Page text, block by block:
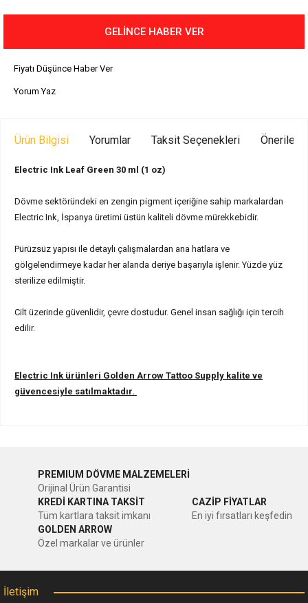
GELİNCE HABER VER
Fiyatı Düşünce Haber Ver
Yorum Yaz
Ürün Bilgisi Yorumlar Taksit Seçenekleri
Electric Ink Leaf Green 30 ml (1 oz)
Dövme sektöründeki en zengin pigment içeriğine sahip markalardan
Electric Ink, İspanya üretimi üstün kaliteli dövme mürekkebidir.
Pürüzsüz yapısı ile detaylı çalışmalardan ana hatlara ve
gölgelendirmeye kadar her alanda deriye başarıyla işlenir. Yüzde yüz
sterilize edilmiştir.
Cilt üzerinde güvenlidir, çevre dostudur. Genel insan sağlığı için tercih
edilir.
Electric Ink ürünleri Golden Arrow Tattoo Supply kalite ve
güvencesiyle satılmaktadır.
Görüş ve önerileriniz için teşekkür ederiz.
Ürün resmi kalitesiz, bozuk veya görüntülenemiyor.
Ürün açıklamasında eksik bilgiler bulunuyor.
PREMIUM DÖVME MALZEMELERİ
Orijinal Ürün Garantisi
KREDİ KARTINA TAKSİT
Tüm kartlara taksit imkanı
CAZİP FİYATLAR
En iyi fırsatları keşfedin
GOLDEN ARROW
Özel markalar ve ürünler
İletişim